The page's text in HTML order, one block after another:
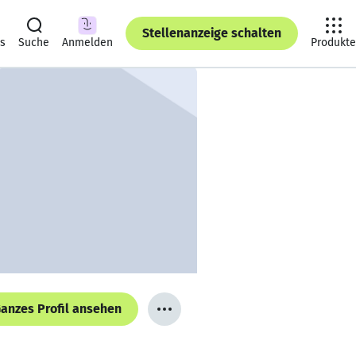
Suche Anmelden
Stellenanzeige schalten
Produkte
Profil ansehen